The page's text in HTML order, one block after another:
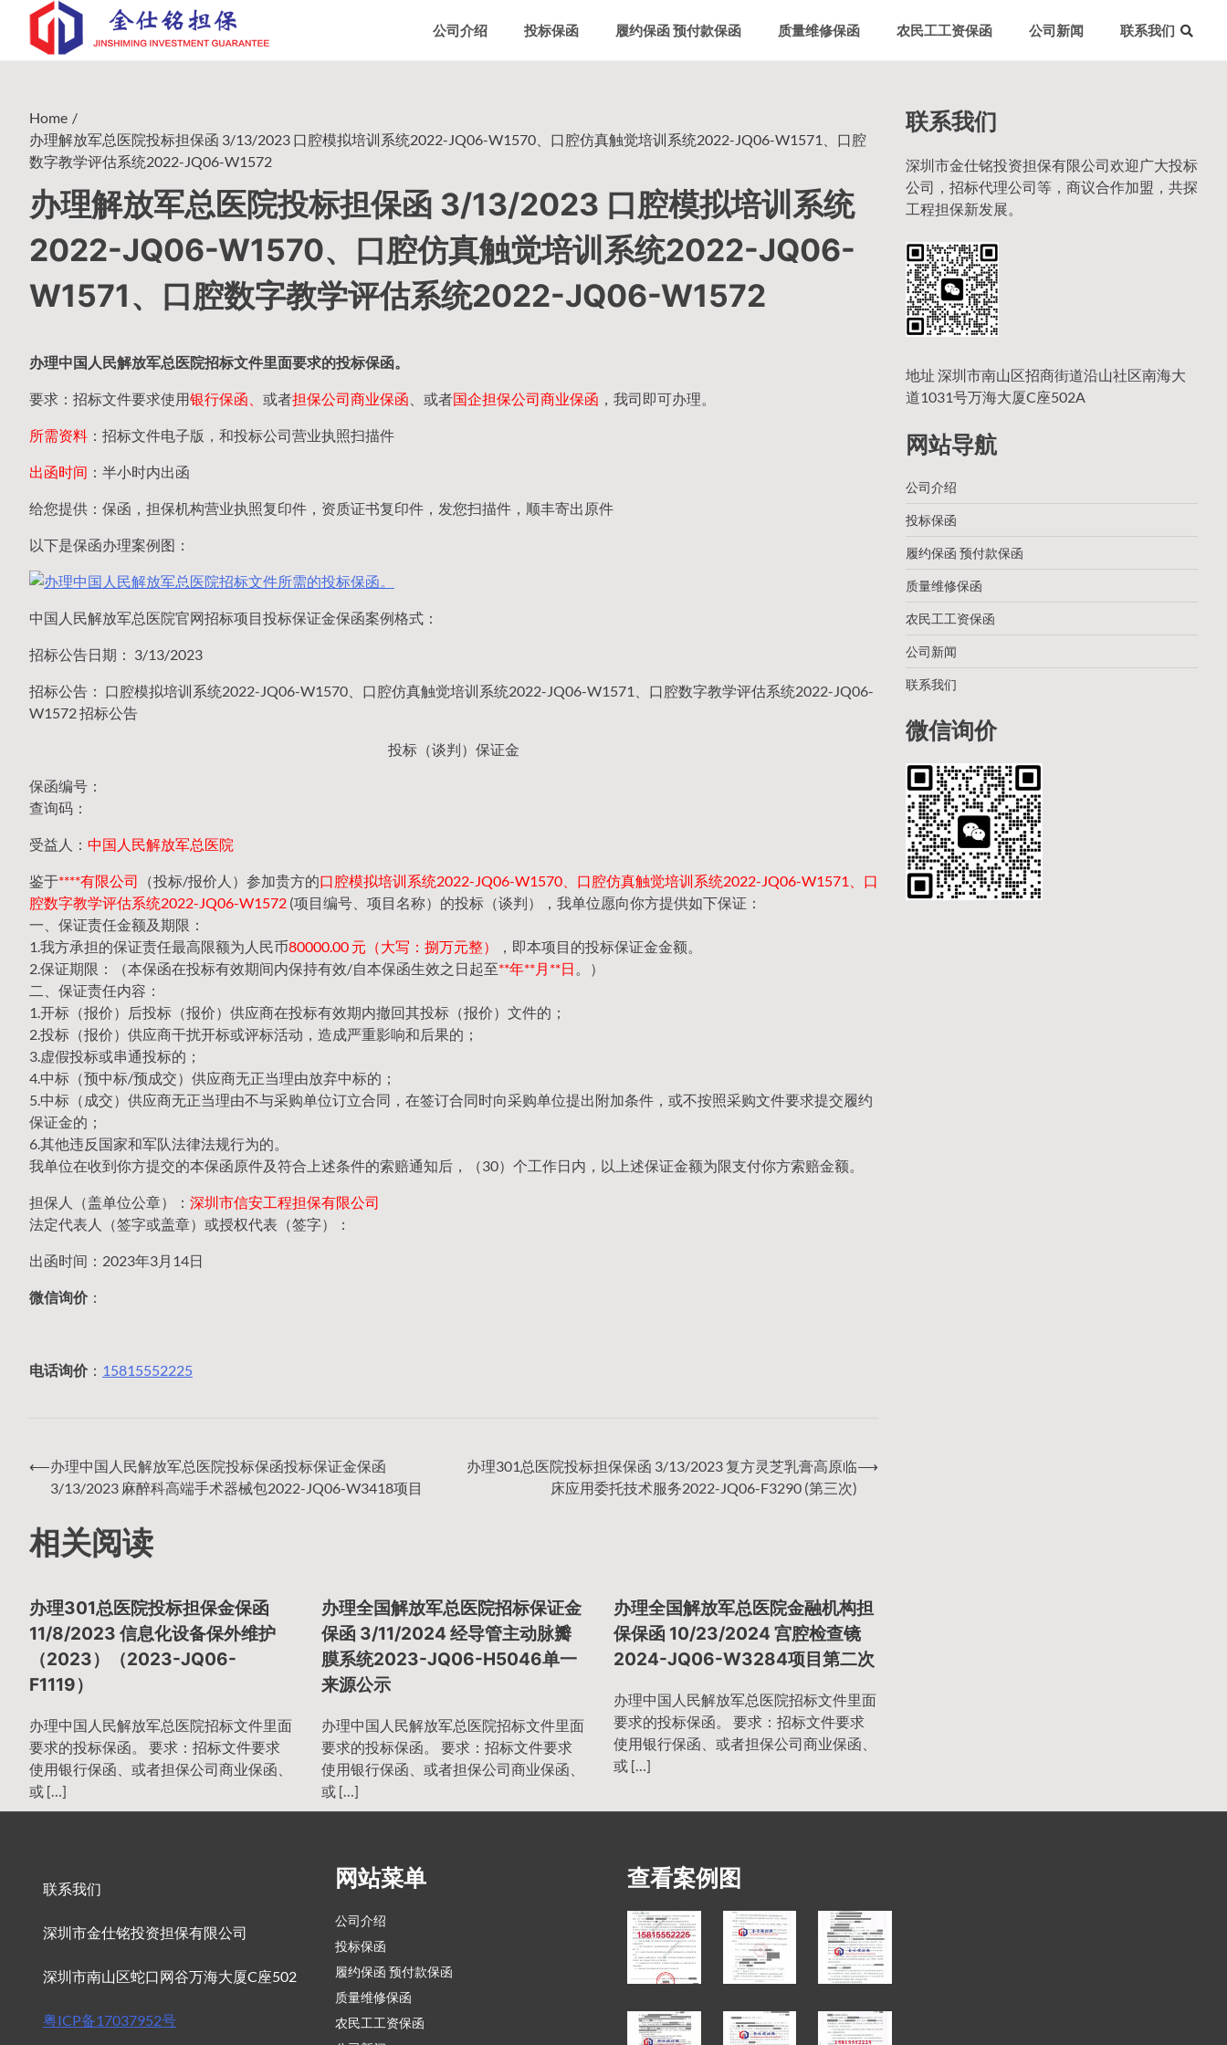
content
公司介绍 投标保函 履约保函 预付款保函 质量维修保函 农民工工资保函 公司新闻 联系我们
Home
办理解放军总医院投标担保函 3/13/2023 口腔模拟培训系统2022-JQ06-W1570、口腔仿真触觉培训系统2022-JQ06-W1571、口腔
数字教学评估系统2022-JQ06-W1572
办理解放军总医院投标担保函 3/13/2023 口腔模拟培训系统
2022-JQ06-W1570、口腔仿真触觉培训系统2022-JQ06-
W1571、口腔数字教学评估系统2022-JQ06-W1572
办理中国人民解放军总医院招标文件里面要求的投标保函。
要求：招标文件要求使用银行保函、 或者担保公司商业保函 、或者国企担保公司商业保函 ，我司即可办理。
所需资料 ：招标文件电子版，和投标公司营业执照扫描件
出函时间 ：半小时内出函
给您提供：保函，担保机构营业执照复印件，资质证书复印件，发您扫描件，顺丰寄出原件
以下是保函办理案例图：
中国人民解放军总医院官网招标项目投标保证金保函案例格式：
招标公告日期： 3/13/2023
招标公告： 口腔模拟培训系统2022-JQ06-W1570、口腔仿真触觉培训系统2022-JQ06-W1571、口腔数字教学评估系统2022-JQ06-
W1572 招标公告
投标（谈判）保证金
保函编号：
查询码：
受益人： 中国人民解放军总医院
鉴于****有限公司 （投标/报价人）参加贵方的口腔模拟培训系统2022-JQ06-W1570、口腔仿真触觉培训系统2022-JQ06-W1571、口
腔数字教学评估系统2022-JQ06-W1572 (项目编号、项目名称）的投标（谈判），我单位愿向你方提供如下保证：
一、保证责任金额及期限：
1.我方承担的保证责任最高限额为人民币80000.00 元（大写：捌万元整）
，即本项目的投标保证金金额。
2.保证期限：（本保函在投标有效期间内保持有效/自本保函生效之日起至**年**月**日 。）
二、保证责任内容：
1.开标（报价）后投标（报价）供应商在投标有效期内撤回其投标（报价）文件的；
2.投标（报价）供应商干扰开标或评标活动，造成严重影响和后果的；
3.虚假投标或串通投标的；
4.中标（预中标/预成交）供应商无正当理由放弃中标的；
5.中标（成交）供应商无正当理由不与采购单位订立合同，在签订合同时向采购单位提出附加条件，或不按照采购文件要求提交履约
保证金的；
6.其他违反国家和军队法律法规行为的。
我单位在收到你方提交的本保函原件及符合上述条件的索赔通知后，（30）个工作日内，以上述保证金额为限支付你方索赔金额。
担保人（盖单位公章）： 深圳市信安工程担保有限公司
法定代表人（签字或盖章）或授权代表（签字）：
出函时间：2023年3月14日
微信询价：
电话询价： 15815552225
文
章
导
航
⟵办理中国人民解放军总医院投标保函投标保证金保函
3/13/2023 麻醉科高端手术器械包2022-JQ06-W3418项目
办理301总医院投标担保保函 3/13/2023 复方灵芝乳膏高原临
床应用委托技术服务2022-JQ06-F3290 (第三次)
⟶
相关阅读
办理301总医院投标担保金保函
11/8/2023 信息化设备保外维护
（2023）（2023-JQ06-
F1119）
办理中国人民解放军总医院招标文件里面
要求的投标保函。 要求：招标文件要求
使用银行保函、或者担保公司商业保函、
或 […]
办理全国解放军总医院招标保证金
保函 3/11/2024 经导管主动脉瓣
膜系统2023-JQ06-H5046单一
来源公示
办理中国人民解放军总医院招标文件里面
要求的投标保函。 要求：招标文件要求
使用银行保函、或者担保公司商业保函、
或 […]
办理全国解放军总医院金融机构担
保保函 10/23/2024 宫腔检查镜
2024-JQ06-W3284项目第二次
办理中国人民解放军总医院招标文件里面
要求的投标保函。 要求：招标文件要求
使用银行保函、或者担保公司商业保函、
或 […]
联系我们
深圳市金仕铭投资担保有限公司欢迎广大投标
公司，招标代理公司等，商议合作加盟，共探
工程担保新发展。
地址 深圳市南山区招商街道沿山社区南海大
道1031号万海大厦C座502A
网站导航
公司介绍
投标保函
履约保函 预付款保函
质量维修保函
农民工工资保函
公司新闻
联系我们
微信询价
联系我们
深圳市金仕铭投资担保有限公司
深圳市南山区蛇口网谷万海大厦C座502
粤ICP备17037952号
网站菜单
公司介绍
投标保函
履约保函 预付款保函
质量维修保函
农民工工资保函
查看案例图